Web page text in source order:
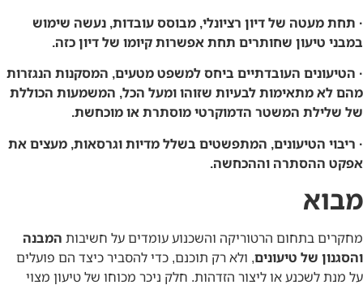
· תחת מעטה של דיון רציונלי, מבוסס עובדות, נעשה שימוש
במבני טיעון שחותרים תחת אפשרות קיומו של דיון כזה.
· הטיעונים העובדתיים ביחס למשפט מטעים, המסקנות הנגזרות
מהם לא מתאימות לבעיות שזוהו ומעל הכל, המשמעות הכוללת
של שלילת המשטר הדמוקרטי מוסתרת או מוכחשת.
· ריבוי הטיעונים, המתפשטים בשלל מדיות וגרסאות, מעצים את
אפקט ההסתרה וההכחשה.
מבוא
מחקרים בתחום הרטוריקה והשכנוע עומדים על חשיבות המבנה
והסגנון של טיעונים, ולא רק תוכנם, כדי להסביר כיצד הם פועלים
על מנת לשכנע או ליצור הזדהות. חלק ניכר מכוחו של טיעון מצוי